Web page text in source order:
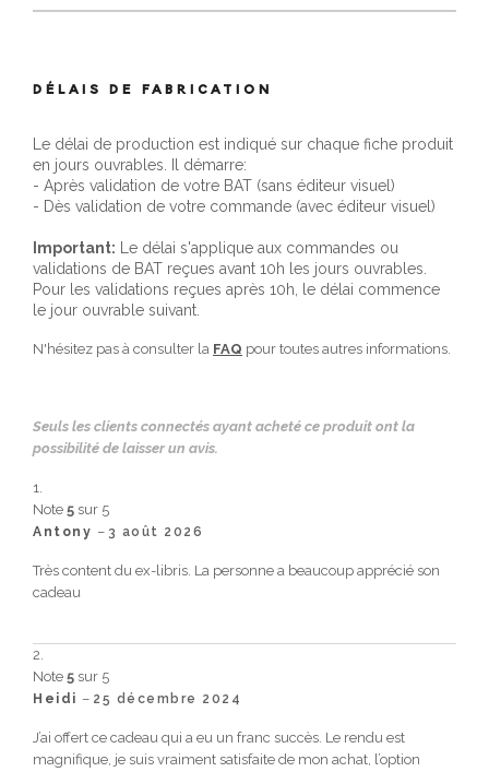
DÉLAIS DE FABRICATION
Le délai de production est indiqué sur chaque fiche produit
en jours ouvrables. Il démarre:
- Après validation de votre BAT (sans éditeur visuel)
- Dès validation de votre commande (avec éditeur visuel)
Important: Le délai s'applique aux commandes ou
validations de BAT reçues avant 10h les jours ouvrables.
Pour les validations reçues après 10h, le délai commence
le jour ouvrable suivant.
N'hésitez pas à consulter la FAQ pour toutes autres informations.
Seuls les clients connectés ayant acheté ce produit ont la
possibilité de laisser un avis.
Note 5 sur 5
Antony – 3 août 2026
Très content du ex-libris. La personne a beaucoup apprécié son
cadeau
Note 5 sur 5
Heidi – 25 décembre 2024
J’ai offert ce cadeau qui a eu un franc succès. Le rendu est
magnifique, je suis vraiment satisfaite de mon achat, l’option